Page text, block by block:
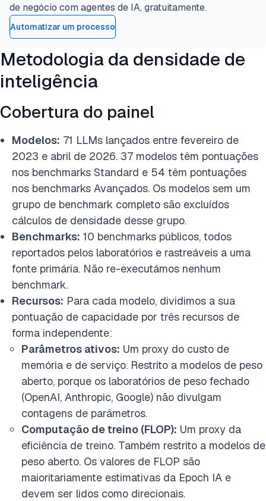
de negócio com agentes de IA, gratuitamente.
Automatizar um processo
Metodologia da densidade de
inteligência
Cobertura do painel
Modelos: 71 LLMs lançados entre fevereiro de
2023 e abril de 2026. 37 modelos têm pontuações
nos benchmarks Standard e 54 têm pontuações
nos benchmarks Avançados. Os modelos sem um
grupo de benchmark completo são excluídos
cálculos de densidade desse grupo.
Benchmarks: 10 benchmarks públicos, todos
reportados pelos laboratórios e rastreáveis a uma
fonte primária. Não re-executámos nenhum
benchmark.
Recursos: Para cada modelo, dividimos a sua
pontuação de capacidade por três recursos de
forma independente:
Parâmetros ativos: Um proxy do custo de
memória e de serviço. Restrito a modelos de peso
aberto, porque os laboratórios de peso fechado
(OpenAI, Anthropic, Google) não divulgam
contagens de parâmetros.
Computação de treino (FLOP): Um proxy da
eficiência de treino. Também restrito a modelos de
peso aberto. Os valores de FLOP são
maioritariamente estimativas da Epoch IA e
devem ser lidos como direcionais.